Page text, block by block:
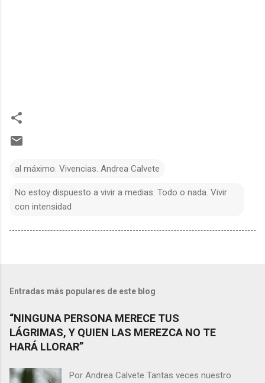
al máximo. Vivencias. Andrea Calvete
No estoy dispuesto a vivir a medias. Todo o nada. Vivir
con intensidad
Entradas más populares de este blog
“NINGUNA PERSONA MERECE TUS
LÁGRIMAS, Y QUIEN LAS MEREZCA NO TE
HARÁ LLORAR”
Por Andrea Calvete Tantas veces nuestro